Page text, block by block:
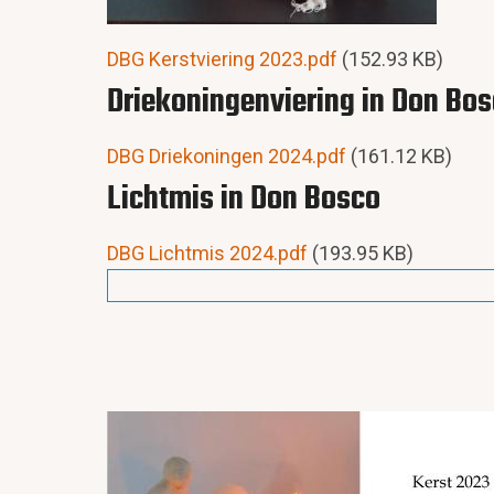
Document
DBG Kerstviering 2023.pdf (152.93 KB)
Driekoningenviering in Don
Document
DBG Driekoningen 2024.pdf (161.12 KB)
Lichtmis in Don Bosco
Document
DBG Lichtmis 2024.pdf (193.95 KB)